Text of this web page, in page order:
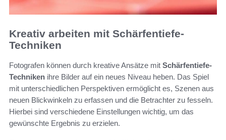
Kreativ arbeiten mit Schärfentiefe-
Techniken
Fotografen können durch kreative Ansätze mit Schärfentiefe-
Techniken ihre Bilder auf ein neues Niveau heben. Das Spiel
mit unterschiedlichen Perspektiven ermöglicht es, Szenen aus
neuen Blickwinkeln zu erfassen und die Betrachter zu fesseln.
Hierbei sind verschiedene Einstellungen wichtig, um das
gewünschte Ergebnis zu erzielen.